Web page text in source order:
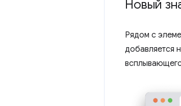
Новый
Рядом с
добавляется